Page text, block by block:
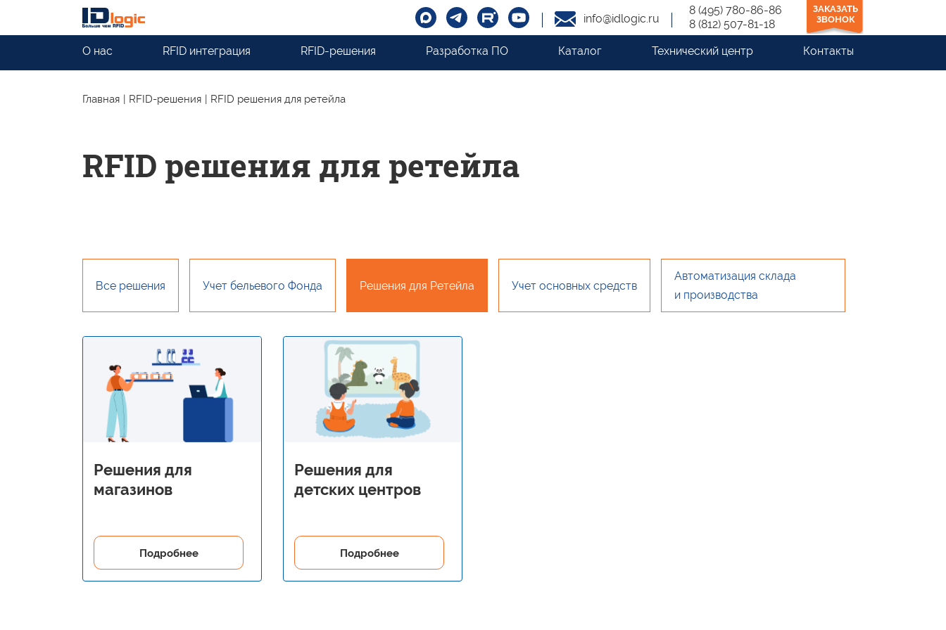
info@idlogic.ru
8 (495) 780-86-86
8 (812) 507-81-18
ЗАКАЗАТЬ
ЗВОНОК
О нас RFID интеграция RFID-решения Разработка ПО Каталог Технический центр Контакты
Главная | RFID-решения | RFID решения для ретейла
RFID решения для ретейла
Все решения Учет бельевого Фонда Решения для Ретейла Учет основных средств
Автоматизация склада
и производства
Решения для
магазинов
Подробнее
Решения для
детских центров
Подробнее